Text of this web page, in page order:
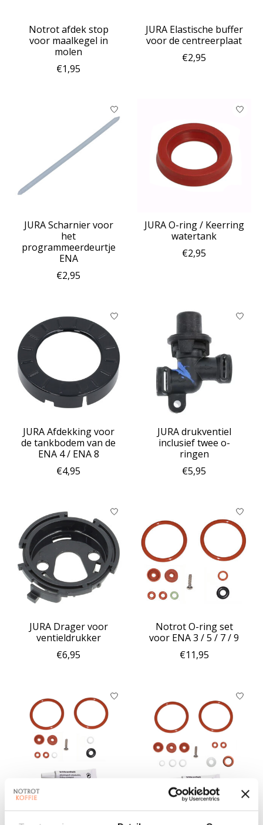
Notrot afdek stop
voor maalkegel in
molen
€1,95
JURA Elastische buffer
voor de centreerplaat
€2,95
JURA Scharnier voor
het
programmeerdeurtje
ENA
€2,95
JURA O-ring / Keerring
watertank
€2,95
JURA Afdekking voor
de tankbodem van de
ENA 4 / ENA 8
€4,95
JURA drukventiel
inclusief twee o-
ringen
€5,95
JURA Drager voor
ventieldrukker
€6,95
Notrot O-ring set
voor ENA 3 / 5 / 7 / 9
€11,95
Notrot O-ring set
voor ENA 3 / 5 / 7 / 9
Notrot O-ring set
compleet met vet voor